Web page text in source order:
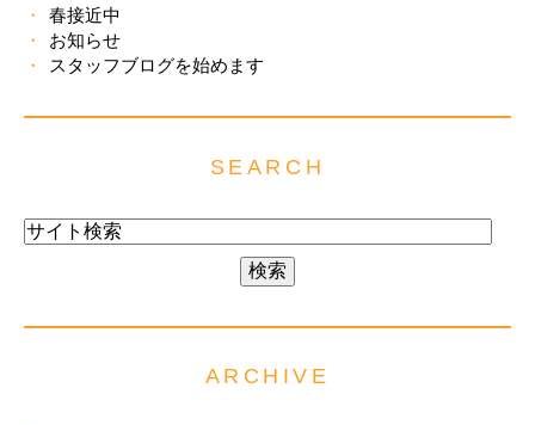
春接近中
お知らせ
スタッフブログを始めます
SEARCH
ARCHIVE